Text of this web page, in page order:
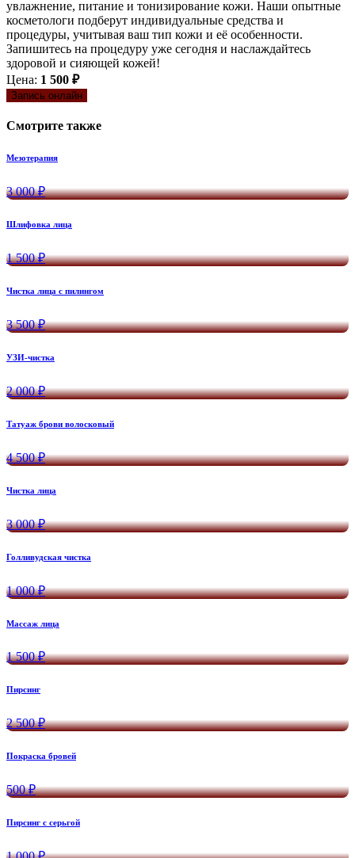
увлажнение, питание и тонизирование кожи. Наши опытные
косметологи подберут индивидуальные средства и
процедуры, учитывая ваш тип кожи и её особенности.
Запишитесь на процедуру уже сегодня и наслаждайтесь
здоровой и сияющей кожей!
Цена: 1 500 ₽
Запись онлайн
Смотрите также
Мезотерапия
3 000 ₽
Шлифовка лица
1 500 ₽
Чистка лица с пилингом
3 500 ₽
УЗИ-чистка
2 000 ₽
Татуаж брови волосковый
4 500 ₽
Чистка лица
3 000 ₽
Голливудская чистка
1 000 ₽
Массаж лица
1 500 ₽
Пирсинг
2 500 ₽
Покраска бровей
500 ₽
Пирсинг с серьгой